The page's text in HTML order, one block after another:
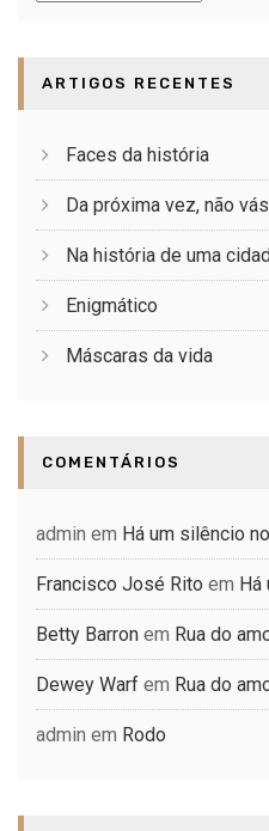
ARTIGOS RECENTES
Faces da história
Da próxima vez, não
Na história de uma
Enigmático
Máscaras da vida
COMENTÁRIOS
admin em Há um silêncio
Francisco José Rito em Há
Betty Barron em Rua do
Dewey Warf em Rua do
admin em Rodo